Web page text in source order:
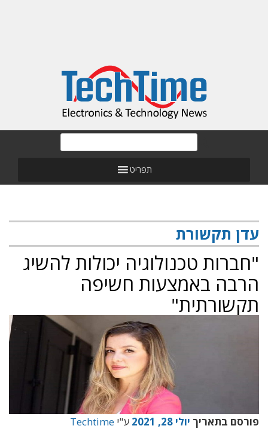
תפריט
עדן תקשורת
"חברות טכנולוגיה יכולות להשיג
הרבה באמצעות חשיפה
תקשורתית"
פורסם בתאריך יולי 28, 2021 ע"י Techtime